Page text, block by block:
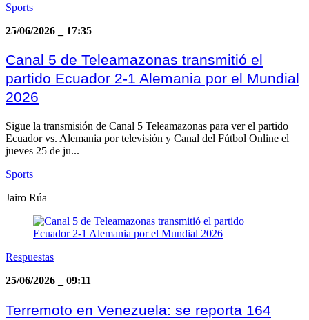
Sports
25/06/2026
17:35
Canal 5 de Teleamazonas transmitió el
partido Ecuador 2-1 Alemania por el Mundial
2026
Sigue la transmisión de Canal 5 Teleamazonas para ver el partido
Ecuador vs. Alemania por televisión y Canal del Fútbol Online el
jueves 25 de ju...
Sports
Jairo Rúa
Respuestas
25/06/2026
09:11
Terremoto en Venezuela: se reporta 164